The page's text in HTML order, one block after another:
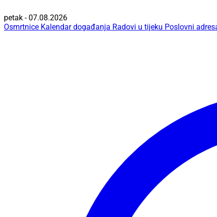
petak - 07.08.2026
Osmrtnice Kalendar događanja Radovi u tijeku Poslovni